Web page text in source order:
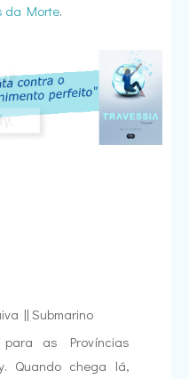
da Morte.
|| Submarino
as Províncias
Quando chega lá,